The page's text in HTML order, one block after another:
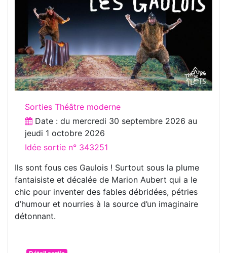
Sorties Théâtre moderne
Date : du mercredi 30 septembre 2026 au
jeudi 1 octobre 2026
Idée sortie n° 343251
Ils sont fous ces Gaulois ! Surtout sous la plume
fantaisiste et décalée de Marion Aubert qui a le
chic pour inventer des fables débridées, pétries
d’humour et nourries à la source d’un imaginaire
détonnant.